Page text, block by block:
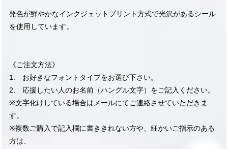
発色が鮮やかなインクジェットプリント方式で光沢があるシール
を使用しています。
《ご注文方法》
1. お好きなフォントタイプをお選び下さい。
2. 応援したい人のお名前（ハングル文字）をご記入ください。
※文字化けしている場合はメールにてご連絡させていただきま
す。
※複数ご購入で記入欄に書ききれない方や、細かいご指示のある
方は、